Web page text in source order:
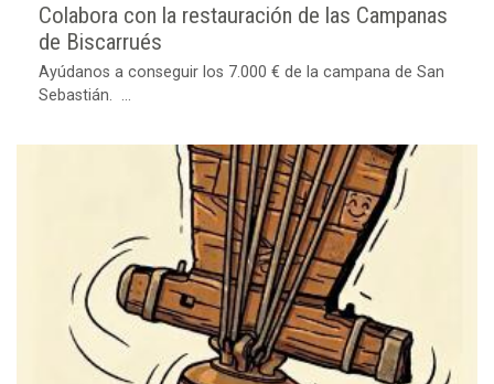
Colabora con la restauración de las Campanas
de Biscarrués
Ayúdanos a conseguir los 7.000 € de la campana de San
Sebastián. ...